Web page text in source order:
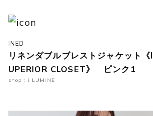
INED
リネンダブルブレストジャケット
UPERIOR CLOSET》 ピンク1
shop : i LUMINE